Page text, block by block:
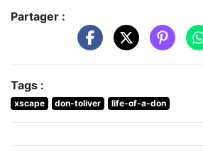
Partager :
Tags :
xscape don-toliver life-of-a-don